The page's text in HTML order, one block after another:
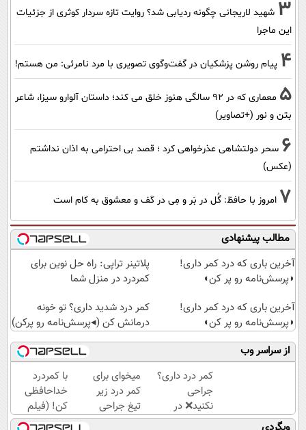
3 شهید لاریجانی چگونه ردیابی شد؟ روایت تازه سردار کوثری از جزئیات
این ماجرا
4 پیام روشن پزشکیان در گفت‌و‌گوی تصویری با مرد نامرئی: من هستم!
5
معماری که در 92 سالگی هنوز خلق می کند؛ داستان آلوارو سیزا، شاعر
بتن و نور (+تصاویر)
6 سحر دولتشاهی عذرخواهی کرد ؛ قصد بی احترامی به اذان نداشتم
(عکس)
7 امروز با حافظ: گُل در بَر و مِی در کَف و معشوق به کام است
مطالب پیشنهادی
آخرین باری که درد کمر داری!
◗پرسش‌نامه رو پر کن◖
پلاتینر تراپی: راه حل نوین برای
کمردرد در منزل شما
آخرین باری که درد کمر داری!
◗پرسش‌نامه رو پر کن◖
کمر درد شدید داری؟ تو خونه
درمانش کن (◂پرسش‌نامه رو پرکن)
از سراسر وب
کمر درد داری؟
جراحی
نکنید❌ در
منزل درمانش
میخوای برای
کمر درد زیر
تیغ جراحی
بری؟!
با کمردرد
خداحافظی
کن! (فیلم
و ببین ◀